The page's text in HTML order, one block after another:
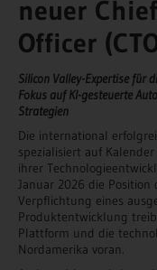
neuer
Officer
Silicon Valley-Expertise für
Fokus auf KI-gesteuerte
Strategien
Die international
spezialisiert auf
ihrer
Januar 2026 die Position
Verpflichtung eines
Produktentwicklung
Plattform und die
Nordamerika voran.